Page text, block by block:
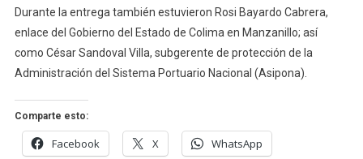
Durante la entrega también estuvieron Rosi Bayardo Cabrera,
enlace del Gobierno del Estado de Colima en Manzanillo; así
como César Sandoval Villa, subgerente de protección de la
Administración del Sistema Portuario Nacional (Asipona).
Comparte esto:
Facebook X WhatsApp